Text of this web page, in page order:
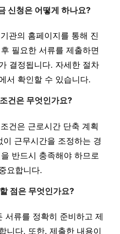
신청은 어떻게 하나요?
관의 홈페이지를 통해 진
필요한 서류를 제출하면
결정됩니다. 자세한 절차
서 확인할 수 있습니다.
건은 무엇인가요?
건은 근로시간 단축 계획
근무시간을 조정하는 경
반드시 충족해야 하므로
요합니다.
점은 무엇인가요?
류를 정확히 준비하고 제
니다. 또한, 제출한 내용이